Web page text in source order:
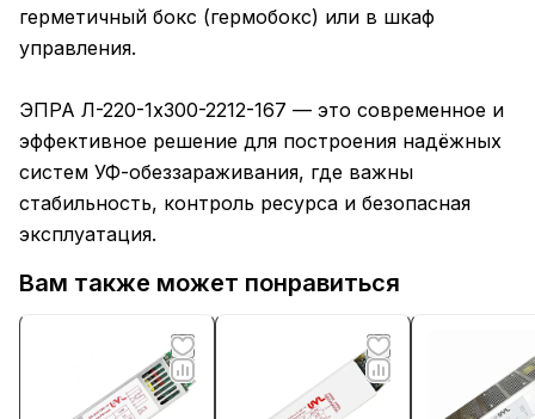
герметичный бокс (гермобокс) или в шкаф
управления.
ЭПРА Л-220-1х300-2212-167 — это современное и
эффективное решение для построения надёжных
систем УФ-обеззараживания, где важны
стабильность, контроль ресурса и безопасная
эксплуатация.
Вам также может понравиться